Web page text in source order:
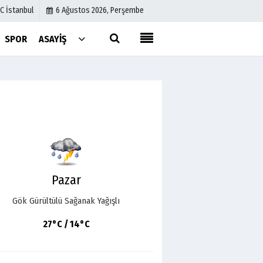
İstanbul 6 Ağustos 2026, Perşembe
SPOR ASAYIŞ
Pazar
Gök Gürültülü Sağanak Yağışlı
27°C / 14°C